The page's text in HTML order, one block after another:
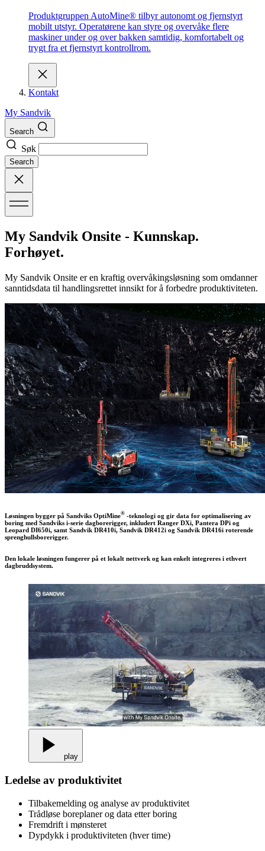
Produktgruppen AutoMine® tilbyr autonomt og fjernstyrt
mobilt utstyr. Operatørene kan styre og overvåke flere
maskiner under og over bakken samtidig, komfortabelt og
trygt fra et fjernstyrt kontrollrom.
Kontakt
My Sandvik
Search
Søk
Search
My Sandvik Onsite - Kunnskap.
Forhøyet.
My Sandvik Onsite er en kraftig overvåkingsløsning som omdanner
sanntidsdata til handlingsrettet innsikt for å forbedre produktiviteten.
Løsningen bygger på Sandviks OptiMine® -teknologi og gir data for optimalisering av
boring med Sandviks i-serie dagborerigger, inkludert Ranger DXi, Pantera DPi og
Leopard DI650i, samt Sandvik DR410i, Sandvik DR412i og Sandvik DR416i roterende
sprenghullsborerigger.
Den lokale løsningen fungerer på et lokalt nettverk og kan enkelt integreres i ethvert
dagbruddsystem.
play
Ledelse av produktivitet
Tilbakemelding og analyse av produktivitet
Trådløse boreplaner og data etter boring
Fremdrift i mønsteret
Dypdykk i produktiviteten (hver time)